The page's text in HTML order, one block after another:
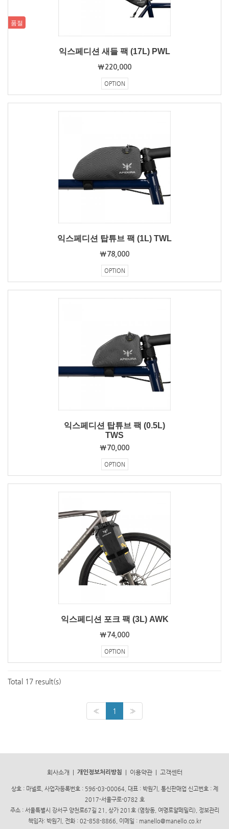
품절
익스페디션 새들 팩 (17L) PWL
₩220,000
OPTION
익스페디션 탑튜브 팩 (1L) TWL
₩78,000
OPTION
익스페디션 탑튜브 팩 (0.5L)
TWS
₩70,000
OPTION
익스페디션 포크 팩 (3L) AWK
₩74,000
OPTION
Total 17 result(s)
« 1 »
회사소개 개인정보처리방침 이용약관| 고객센터
상호 : 마넬로, 사업자등록번호 : 596-03-00064, 대표 : 박원기, 통신판매업 신고번호 : 제
2017-서울구로-0782 호
주소 : 서울특별시 강서구 양천로67길 21, 상가 201호 (염창동, 여명로얄페밀리), 정보관리
책임자: 박원기, 전화 : 02-858-8866, 이메일 : manello@manello.co.kr